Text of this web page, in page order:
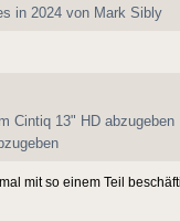
in 2024 von Mark Sibly
Cintiq 13" HD abzugeben
mit so einem Teil